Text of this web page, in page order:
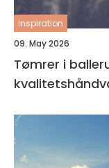
inspiration
09. May 2026
Tømrer i ballerup sådan